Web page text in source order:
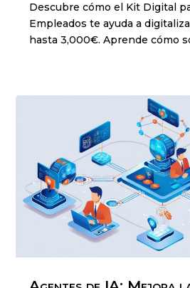
Descubre cómo el Kit Digital
Empleados te ayuda a
hasta 3,000€. Aprende cómo